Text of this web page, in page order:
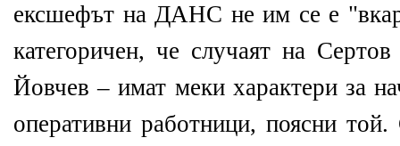
ексшефът на ДАНС не им се е
категоричен, че случаят на
Йовчев – имат меки характери за
оперативни работници, поясни